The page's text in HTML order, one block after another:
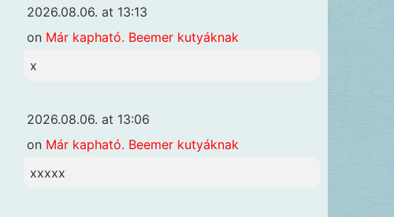
2026.08.06. at 13:13
on Már kapható. Beemer kutyáknak
x
2026.08.06. at 13:06
on Már kapható. Beemer kutyáknak
xxxxx